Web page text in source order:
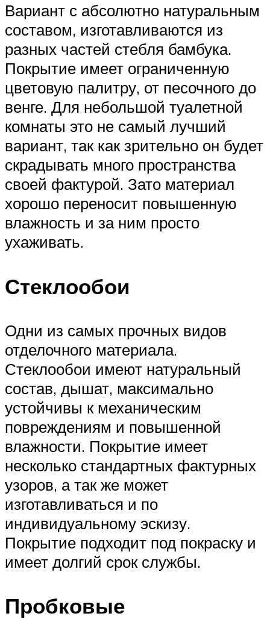
Вариант с абсолютно натуральным
составом, изготавливаются из
разных частей стебля бамбука.
Покрытие имеет ограниченную
цветовую палитру, от песочного до
венге. Для небольшой туалетной
комнаты это не самый лучший
вариант, так как зрительно он будет
скрадывать много пространства
своей фактурой. Зато материал
хорошо переносит повышенную
влажность и за ним просто
ухаживать.
Стеклообои
Одни из самых прочных видов
отделочного материала.
Стеклообои имеют натуральный
состав, дышат, максимально
устойчивы к механическим
повреждениям и повышенной
влажности. Покрытие имеет
несколько стандартных фактурных
узоров, а так же может
изготавливаться и по
индивидуальному эскизу.
Покрытие подходит под покраску и
имеет долгий срок службы.
Пробковые